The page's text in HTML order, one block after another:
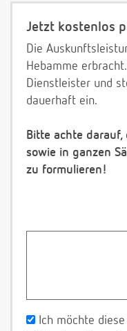
Jetzt kostenlos
Die
Hebamme
Dienstleister und
dauerhaft ein.
Bitte achte darauf,
sowie in ganzen
zu formulieren!
Ich möchte